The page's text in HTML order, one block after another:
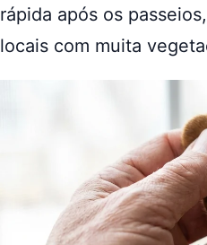
rápida após os
locais com muita